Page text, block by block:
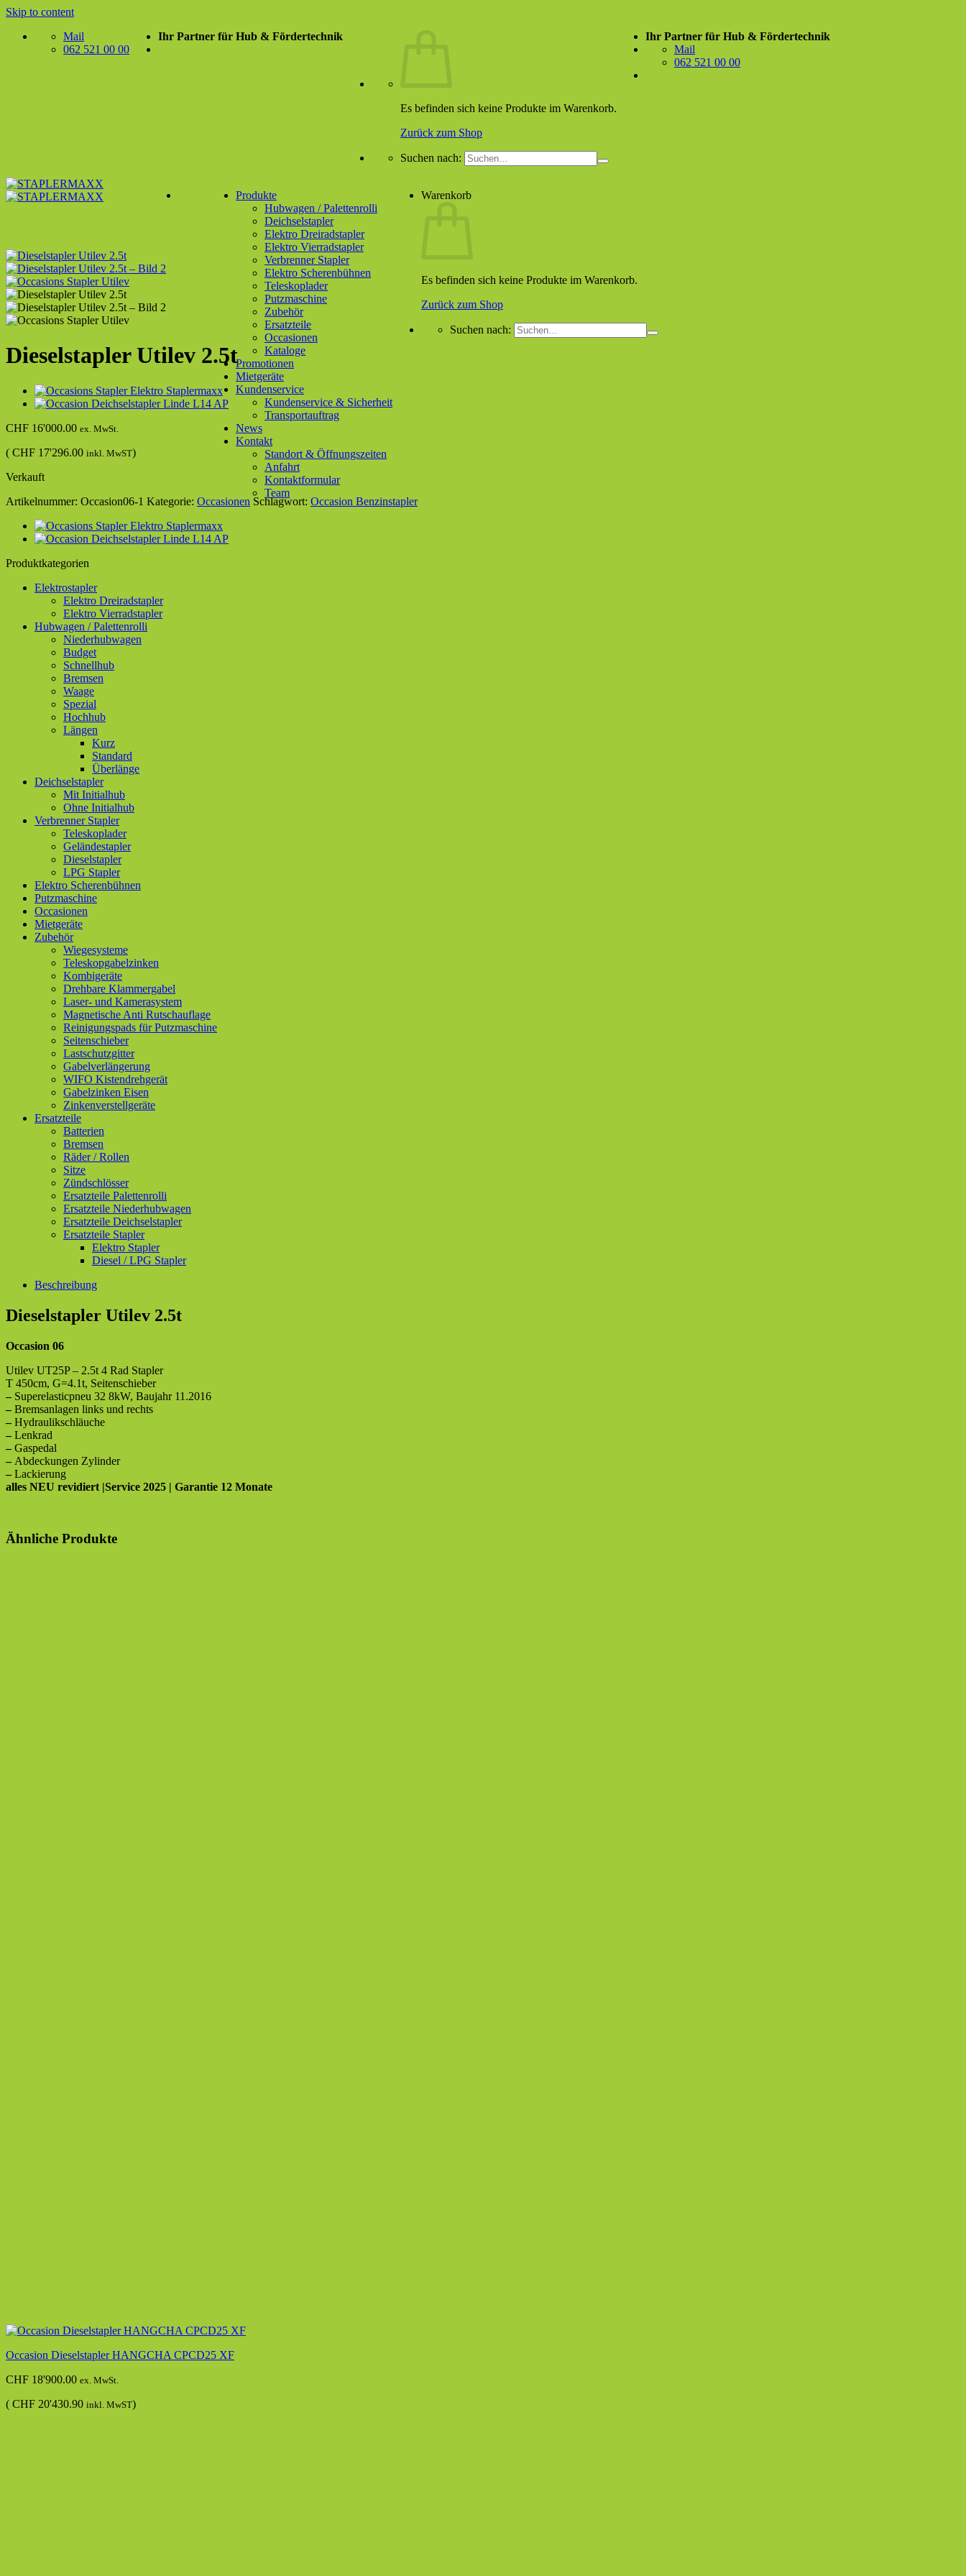
Skip to content
Mail
062 521 00 00
Ihr Partner für Hub & Fördertechnik
Es befinden sich keine Produkte im Warenkorb.
Zurück zum Shop
Suchen nach:
Ihr Partner für Hub & Fördertechnik
Mail
062 521 00 00
Produkte
Hubwagen / Palettenrolli
Deichselstapler
Elektro Dreiradstapler
Elektro Vierradstapler
Verbrenner Stapler
Elektro Scherenbühnen
Teleskoplader
Putzmaschine
Zubehör
Ersatzteile
Occasionen
Kataloge
Promotionen
Mietgeräte
Kundenservice
Kundenservice & Sicherheit
Transportauftrag
News
Kontakt
Standort & Öffnungszeiten
Anfahrt
Kontaktformular
Team
Warenkorb
Es befinden sich keine Produkte im Warenkorb.
Zurück zum Shop
Suchen nach:
Dieselstapler Utilev 2.5t
CHF 16'000.00 ex. MwSt.
( CHF 17'296.00 inkl. MwST)
Verkauft
Artikelnummer: Occasion06-1 Kategorie: Occasionen Schlagwort: Occasion Benzinstapler
Produktkategorien
Elektrostapler
Elektro Dreiradstapler
Elektro Vierradstapler
Hubwagen / Palettenrolli
Niederhubwagen
Budget
Schnellhub
Bremsen
Waage
Spezial
Hochhub
Längen
Kurz
Standard
Überlänge
Deichselstapler
Mit Initialhub
Ohne Initialhub
Verbrenner Stapler
Teleskoplader
Geländestapler
Dieselstapler
LPG Stapler
Elektro Scherenbühnen
Putzmaschine
Occasionen
Mietgeräte
Zubehör
Wiegesysteme
Teleskopgabelzinken
Kombigeräte
Drehbare Klammergabel
Laser- und Kamerasystem
Magnetische Anti Rutschauflage
Reinigungspads für Putzmaschine
Seitenschieber
Lastschutzgitter
Gabelverlängerung
WIFO Kistendrehgerät
Gabelzinken Eisen
Zinkenverstellgeräte
Ersatzteile
Batterien
Bremsen
Räder / Rollen
Sitze
Zündschlösser
Ersatzteile Palettenrolli
Ersatzteile Niederhubwagen
Ersatzteile Deichselstapler
Ersatzteile Stapler
Elektro Stapler
Diesel / LPG Stapler
Beschreibung
Dieselstapler Utilev 2.5t
Occasion 06
Utilev UT25P – 2.5t 4 Rad Stapler
T 450cm, G=4.1t, Seitenschieber
– Superelasticpneu 32 8kW, Baujahr 11.2016
– Bremsanlagen links und rechts
– Hydraulikschläuche
– Lenkrad
– Gaspedal
– Abdeckungen Zylinder
– Lackierung
alles NEU revidiert |Service 2025 | Garantie 12 Monate
Ähnliche Produkte
Occasion Dieselstapler HANGCHA CPCD25 XF
CHF 18'900.00 ex. MwSt.
( CHF 20'430.90 inkl. MwST)